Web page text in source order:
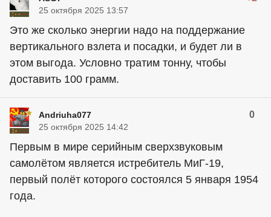
25 октября 2025 13:57
Это же сколько энергии надо на поддержание
вертикального взлета и посадки, и будет ли в
этом выгода. Условно тратим тонну, чтобы
доставить 100 грамм.
Andriuha077 0
25 октября 2025 14:42
Первым в мире серийным сверхзвуковым
самолётом является истребитель МиГ-19,
первый полёт которого состоялся 5 января 1954
года.